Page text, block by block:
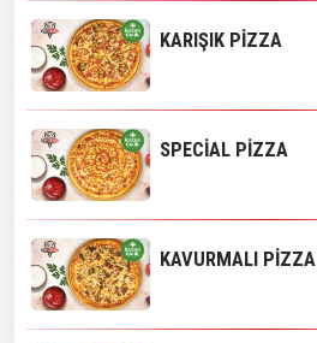
KARIŞIK PİZZA
SPECİAL PİZZA
KAVURMALI PİZZA